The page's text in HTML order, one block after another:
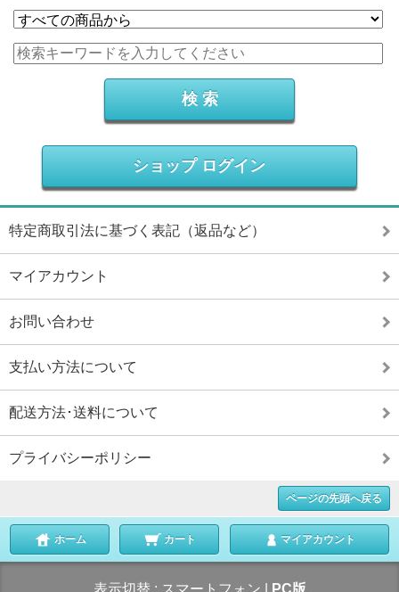
ショップ ログイン
特定商取引法に基づく表記（返品など）
マイアカウント
お問い合わせ
支払い方法について
配送方法･送料について
プライバシーポリシー
ページの先頭へ戻る
ホーム カート マイアカウント
表示切替 : スマートフォン PC版